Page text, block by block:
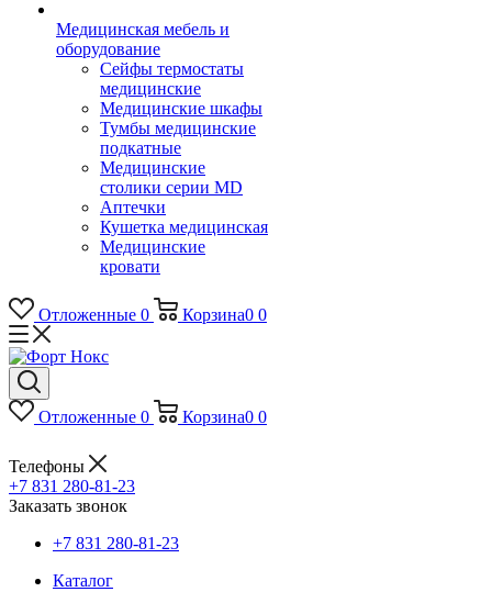
Медицинская мебель и
оборудование
Сейфы термостаты
медицинские
Медицинские шкафы
Тумбы медицинские
подкатные
Медицинские
столики серии MD
Аптечки
Кушетка медицинская
Медицинские
кровати
Отложенные 0 Корзина0 0
Отложенные 0 Корзина0 0
Телефоны
+7 831 280-81-23
Заказать звонок
+7 831 280-81-23
Каталог